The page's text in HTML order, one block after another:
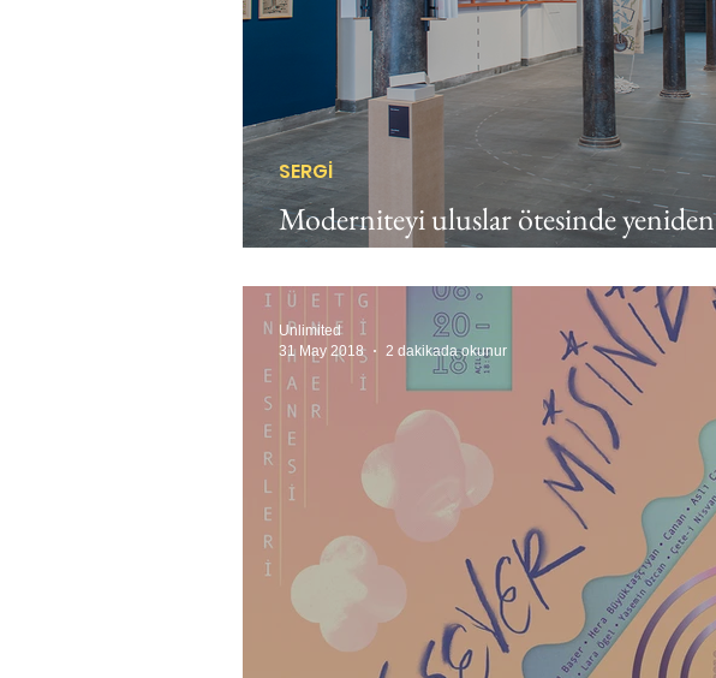
SINIRSIZ ZİYARETLER
Moderniteyi uluslar ötesinde yeniden
düşünmek için hareket araştırmaları
SERGİ
Unlimited
31 May 2018
2 dakikada okunur